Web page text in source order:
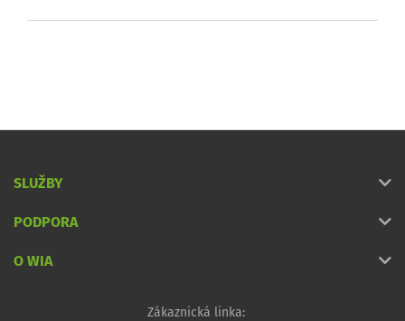
SLUŽBY
PODPORA
O WIA
Zákaznická linka: